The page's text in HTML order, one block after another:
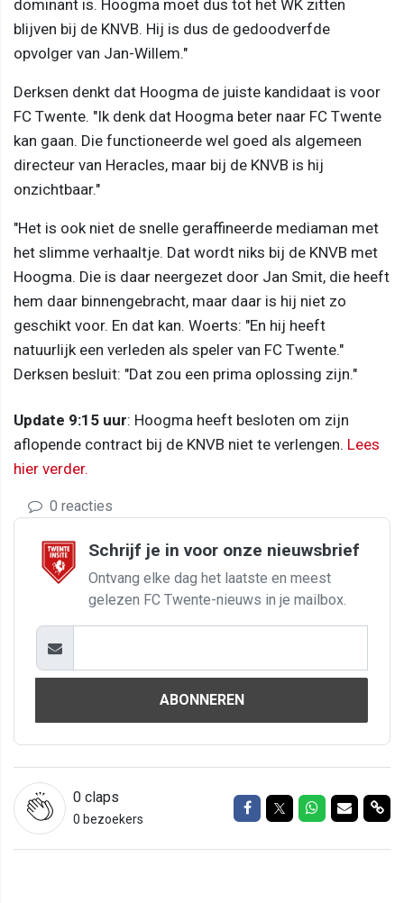
dominant is. Hoogma moet dus tot het WK zitten
blijven bij de KNVB. Hij is dus de gedoodverfde
opvolger van Jan-Willem."
Derksen denkt dat Hoogma de juiste kandidaat is voor
FC Twente. "Ik denk dat Hoogma beter naar FC Twente
kan gaan. Die functioneerde wel goed als algemeen
directeur van Heracles, maar bij de KNVB is hij
onzichtbaar."
"Het is ook niet de snelle geraffineerde mediaman met
het slimme verhaaltje. Dat wordt niks bij de KNVB met
Hoogma. Die is daar neergezet door Jan Smit, die heeft
hem daar binnengebracht, maar daar is hij niet zo
geschikt voor. En dat kan. Woerts: "En hij heeft
natuurlijk een verleden als speler van FC Twente."
Derksen besluit: "Dat zou een prima oplossing zijn."
Update 9:15 uur: Hoogma heeft besloten om zijn
aflopende contract bij de KNVB niet te verlengen. Lees
hier verder.
0 reacties
Schrijf je in voor onze nieuwsbrief
Ontvang elke dag het laatste en meest
gelezen FC Twente-nieuws in je mailbox.
ABONNEREN
0 claps
0 bezoekers
Delen op Facebook
Delen op Twitter
Delen op
Delen